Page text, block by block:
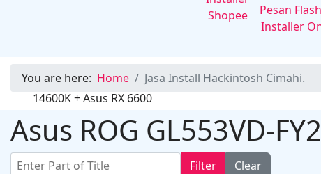
Hackintosh in MSI PRO Z690-A DDR4 + Intel Core i9
RX 6600
You are here: Home Jasa Install Hackintosh Cimahi.
Asus ROG GL553VD-
Enter Part of Title Filter Clear